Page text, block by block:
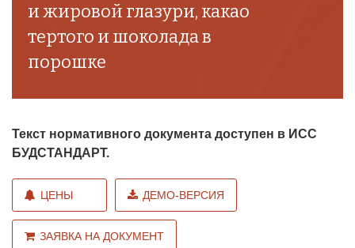
и жировой глазури, какао
тертого и шоколада в
порошке
Текст нормативного документа доступен в ИСС
БУДСТАНДАРТ.
ЦЕНЫ ДЕМО-ВЕРСИЯ
ЗАЯВКА НА ДОКУМЕНТ